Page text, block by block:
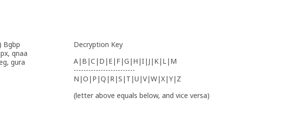
Bgbp
qnaa
gura
Decryption Key
A|B|C|D|E|F|G|H|I|J|K|L|M
-------------------------
N|O|P|Q|R|S|T|U|V|W|X|Y|Z
(letter above equals below, and vice versa)